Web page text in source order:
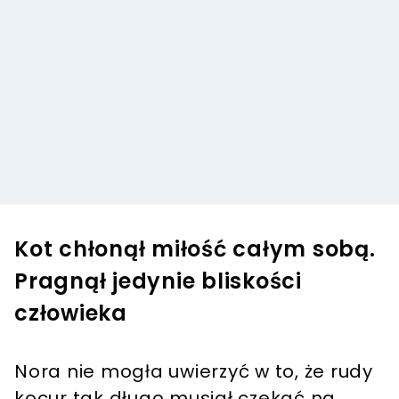
Kot chłonął miłość całym sobą.
Pragnął jedynie bliskości
człowieka
Nora nie mogła uwierzyć w to, że rudy